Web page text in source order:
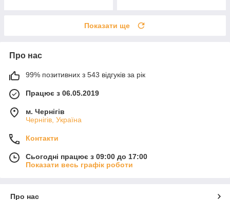
Показати ще
Про нас
99% позитивних з 543 відгуків за рік
Працює з 06.05.2019
м. Чернігів
Чернігів, Україна
Контакти
Сьогодні працює з 09:00 до 17:00
Показати весь графік роботи
Про нас